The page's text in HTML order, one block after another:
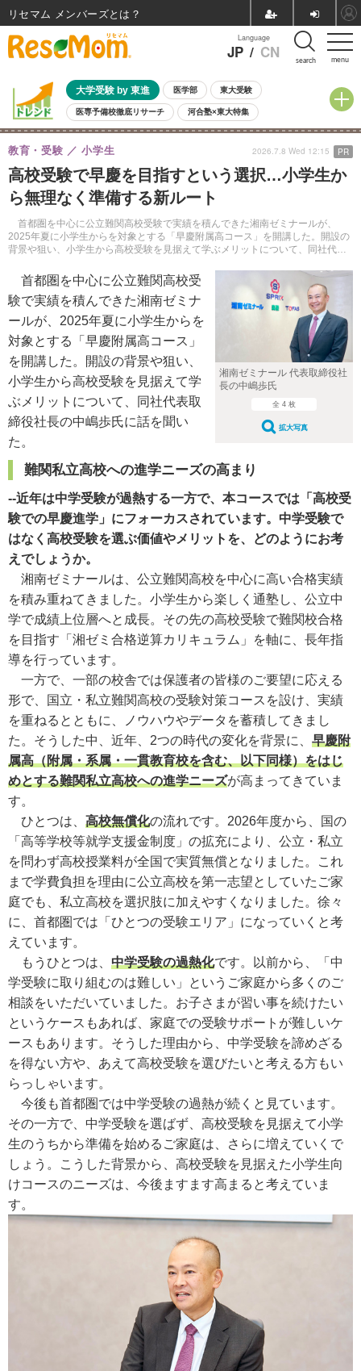
menu
Language
JP / CN search
大学受験 by 東進 医学部 東大受験
医専予備校徹底リサーチ 河合塾×東大特集
親子で考える大学選び 高校受験 中学受験 小学校受験
共通テスト 夏休み
8月開催イベント・WS 全国公立高校 過去問 人気記事
自由研究教材（小学生向け） 自由研究教材（中学生向け）
高校受験で早慶を目指すという選択…小学生か
ら無理なく準備する新ルート
首都圏を中心に公立難関高校受験で実績を積んできた湘南ゼミナールが、
2025年夏に小学生からを対象とする「早慶附属高コース」を開講した。開設の
背景や狙い、小学生から高校受験を見据えて学ぶメリットについて、同社代表
教育・受験 小学生 2026.7.8 Wed 12:15 PR
湘南ゼミナール 代表取締役社
長の中嶋歩氏
全 4 枚
拡大写真
首都圏を中心に公立難関高校受
験で実績を積んできた湘南ゼミナ
ールが、2025年夏に小学生からを
対象とする「早慶附属高コース」
を開講した。開設の背景や狙い、
小学生から高校受験を見据えて学
ぶメリットについて、同社代表取
締役社長の中嶋歩氏に話を聞い
た。
難関私立高校への進学ニーズの高まり
--近年は中学受験が過熱する一方で、本コースでは「高校受
験での早慶進学」にフォーカスされています。中学受験で
はなく高校受験を選ぶ価値やメリットを、どのようにお考
えでしょうか。
湘南ゼミナールは、公立難関高校を中心に高い合格実績
を積み重ねてきました。小学生から楽しく通塾し、公立中
学で成績上位層へと成長。その先の高校受験で難関校合格
を目指す「湘ゼミ合格逆算カリキュラム」を軸に、長年指
導を行っています。
一方で、一部の校舎では保護者の皆様のご要望に応える
形で、国立・私立難関高校の受験対策コースを設け、実績
を重ねるとともに、ノウハウやデータを蓄積してきまし
た。そうした中、近年、2つの時代の変化を背景に、 早慶附
属高（附属・系属・一貫教育校を含む、以下同様）をはじ
めとする難関私立高校への進学ニーズが高まってきていま
す。
ひとつは、 高校無償化の流れです。2026年度から、国の
「高等学校等就学支援金制度」の拡充により、公立・私立
を問わず高校授業料が全国で実質無償となりました。これ
まで学費負担を理由に公立高校を第一志望としていたご家
庭でも、私立高校を選択肢に加えやすくなりました。徐々
に、首都圏では「ひとつの受験エリア」になっていくと考
えています。
もうひとつは、 中学受験の過熱化です。以前から、「中
学受験に取り組むのは難しい」というご家庭から多くのご
相談をいただいていました。お子さまが習い事を続けたい
というケースもあれば、家庭での受験サポートが難しいケ
ースもあります。そうした理由から、中学受験を諦めざる
を得ない方や、あえて高校受験を選びたいと考える方もい
らっしゃいます。
今後も首都圏では中学受験の過熱が続くと見ています。
その一方で、中学受験を選ばず、高校受験を見据えて小学
生のうちから準備を始めるご家庭は、さらに増えていくで
しょう。こうした背景から、高校受験を見据えた小学生向
けコースのニーズは、今後ますます高まると考えていま
す。
リセマム メンバーズ